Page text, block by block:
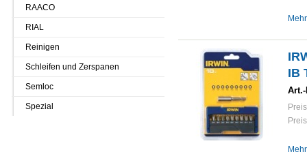
IB
Art.-
RAACO
RIAL
Reinigen
Schleifen und Zerspanen
Semloc
Spezial